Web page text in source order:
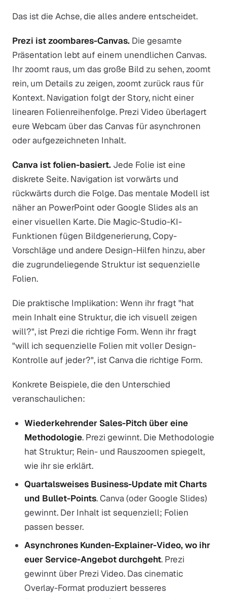
Das ist die Achse, die alles andere entscheidet.
Prezi ist zoombares-Canvas. Die gesamte
Präsentation lebt auf einem unendlichen Canvas.
Ihr zoomt raus, um das große Bild zu sehen, zoomt
rein, um Details zu zeigen, zoomt zurück raus für
Kontext. Navigation folgt der Story, nicht einer
linearen Folienreihenfolge. Prezi Video überlagert
eure Webcam über das Canvas für asynchronen
oder aufgezeichneten Inhalt.
Canva ist folien-basiert. Jede Folie ist eine
diskrete Seite. Navigation ist vorwärts und
rückwärts durch die Folge. Das mentale Modell ist
näher an PowerPoint oder Google Slides als an
einer visuellen Karte. Die Magic-Studio-KI-
Funktionen fügen Bildgenerierung, Copy-
Vorschläge und andere Design-Hilfen hinzu, aber
die zugrundeliegende Struktur ist sequenzielle
Folien.
Die praktische Implikation: Wenn ihr fragt "hat
mein Inhalt eine Struktur, die ich visuell zeigen
will?", ist Prezi die richtige Form. Wenn ihr fragt
"will ich sequenzielle Folien mit voller Design-
Kontrolle auf jeder?", ist Canva die richtige Form.
Konkrete Beispiele, die den Unterschied
veranschaulichen:
Wiederkehrender Sales-Pitch über eine
Methodologie. Prezi gewinnt. Die Methodologie
hat Struktur; Rein- und Rauszoomen spiegelt,
wie ihr sie erklärt.
Quartalsweises Business-Update mit Charts
und Bullet-Points. Canva (oder Google Slides)
gewinnt. Der Inhalt ist sequenziell; Folien
passen besser.
Asynchrones Kunden-Explainer-Video, wo ihr
euer Service-Angebot durchgeht. Prezi
gewinnt über Prezi Video. Das cinematic
Overlay-Format produziert besseres